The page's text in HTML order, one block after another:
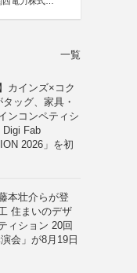
一覧
カインズ×コク
ッグ、家具・
ンコンペティシ
Digi Fab
2026」を初
本壮介らが登
住まいのデザ
ィション 20回
会」が8月19日